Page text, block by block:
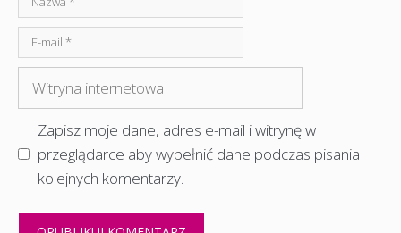
mail
internetowa
Zapisz moje dane, adres e-mail i witrynę w
przeglądarce aby wypełnić dane podczas pisania
kolejnych komentarzy.